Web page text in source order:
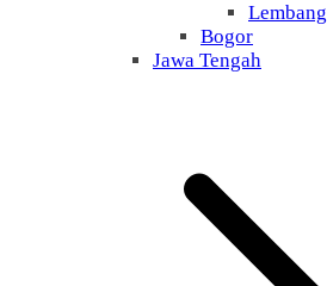
Lembang
Bogor
Jawa Tengah